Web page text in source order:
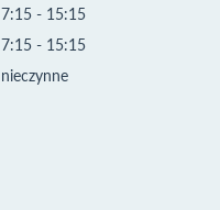
7:15 - 15:15
7:15 - 15:15
nieczynne